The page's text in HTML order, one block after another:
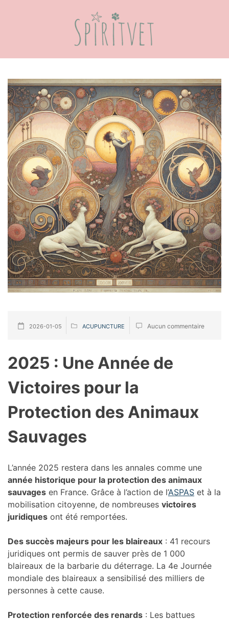
2026-01-05 ACUPUNCTURE Aucun commentaire
2025 : Une Année de
Victoires pour la
Protection des Animaux
Sauvages
L’année 2025 restera dans les annales comme une
année historique pour la protection des animaux
sauvages en France. Grâce à l’action de l’ASPAS et à la
mobilisation citoyenne, de nombreuses victoires
juridiques ont été remportées.
Des succès majeurs pour les blaireaux : 41 recours
juridiques ont permis de sauver près de 1 000
blaireaux de la barbarie du déterrage. La 4e Journée
mondiale des blaireaux a sensibilisé des milliers de
personnes à cette cause.
Protection renforcée des renards : Les battues